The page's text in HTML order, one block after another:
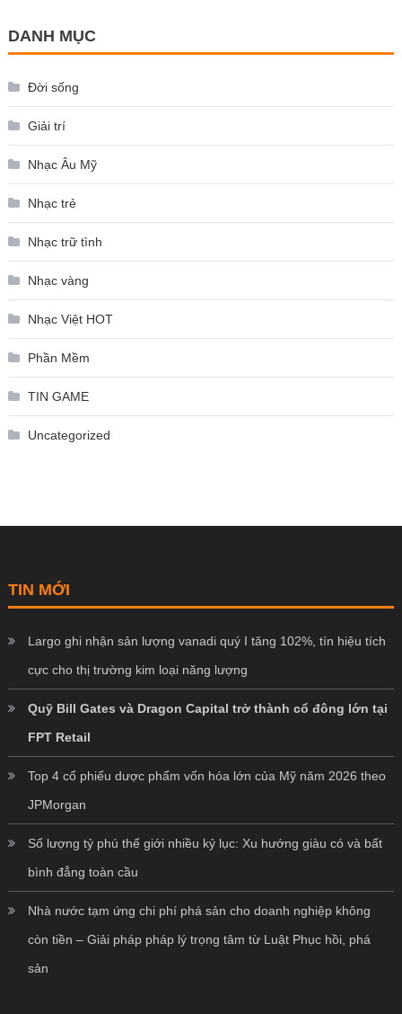
DANH MỤC
Đời sống
Giải trí
Nhạc Âu Mỹ
Nhạc trẻ
Nhạc trữ tình
Nhạc vàng
Nhạc Việt HOT
Phần Mềm
TIN GAME
Uncategorized
TIN MỚI
Largo ghi nhận sản lượng vanadi quý I tăng 102%, tín hiệu tích
cực cho thị trường kim loại năng lượng
Quỹ Bill Gates và Dragon Capital trở thành cổ đông lớn tại
FPT Retail
Top 4 cổ phiếu dược phẩm vốn hóa lớn của Mỹ năm 2026 theo
JPMorgan
Số lượng tỷ phú thế giới nhiều kỷ lục: Xu hướng giàu có và bất
bình đẳng toàn cầu
Nhà nước tạm ứng chi phí phá sản cho doanh nghiệp không
còn tiền – Giải pháp pháp lý trọng tâm từ Luật Phục hồi, phá
sản